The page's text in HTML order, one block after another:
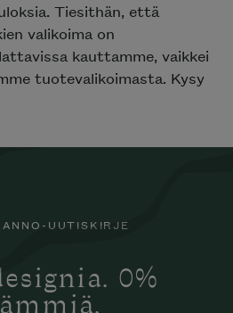
Tiesithän, että
valikoima on
kauttamme, vaikkei
tuotevalikoimasta. Kysy
UUTISKIRJE
0%